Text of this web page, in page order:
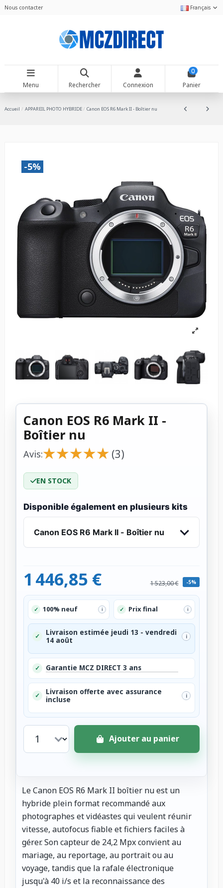
Nous contacter Français
Menu Rechercher Connexion
0
Panier
Accueil APPAREIL PHOTO HYBRIDE Canon EOS R6 Mark II - Boîtier nu
-5%
Canon EOS R6 Mark II -
Boîtier nu
Avis:★
★★
★★
★★
★★
★ (3)
EN STOCK
Disponible également en plusieurs kits
Canon EOS R6 Mark II - Boîtier nu
1 446,85 € 1 523,00 € -5%
✓ 100% neuf i ✓ Prix final i
✓
Livraison estimée jeudi 13 - vendredi
14 août
i
✓ Garantie MCZ DIRECT 3 ans
✓
Livraison offerte avec assurance
incluse
i
Ajouter au panier
Le Canon EOS R6 Mark II boîtier nu est un
hybride plein format recommandé aux
photographes et vidéastes qui veulent réunir
vitesse, autofocus fiable et fichiers faciles à
gérer. Son capteur de 24,2 Mpx convient au
mariage, au reportage, au portrait ou au
voyage, tandis que la rafale électronique
jusqu'à 40 i/s et la reconnaissance des